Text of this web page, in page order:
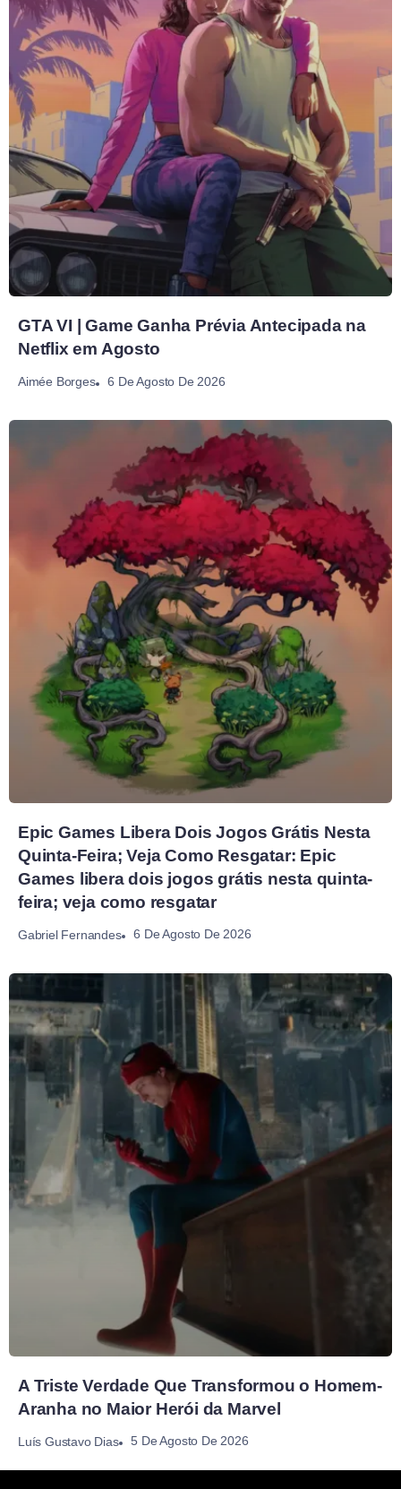
GTA VI | Game Ganha Prévia Antecipada na
Netflix em Agosto
Aimée Borges 6 De Agosto De 2026
Epic Games Libera Dois Jogos Grátis Nesta
Quinta-Feira; Veja Como Resgatar: Epic
Games libera dois jogos grátis nesta quinta-
feira; veja como resgatar
Gabriel Fernandes 6 De Agosto De 2026
A Triste Verdade Que Transformou o Homem-
Aranha no Maior Herói da Marvel
Luís Gustavo Dias 5 De Agosto De 2026